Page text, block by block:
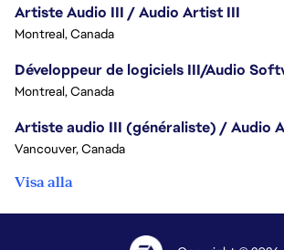
Artiste Audio III / Audio Artist III
Montreal, Canada
Montreal, Canada
Vancouver, Canada
Visa alla